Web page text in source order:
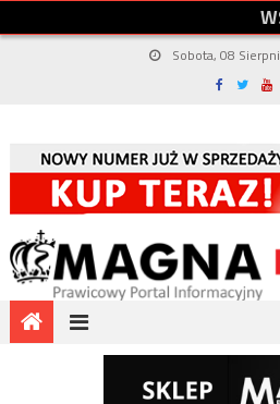
W
Sobota, 08